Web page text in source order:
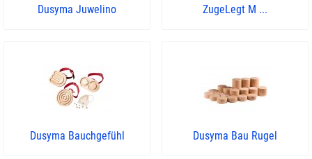
Dusyma Juwelino
ZugeLegt M ...
Dusyma Bauchgefühl Dusyma Bau Rugel